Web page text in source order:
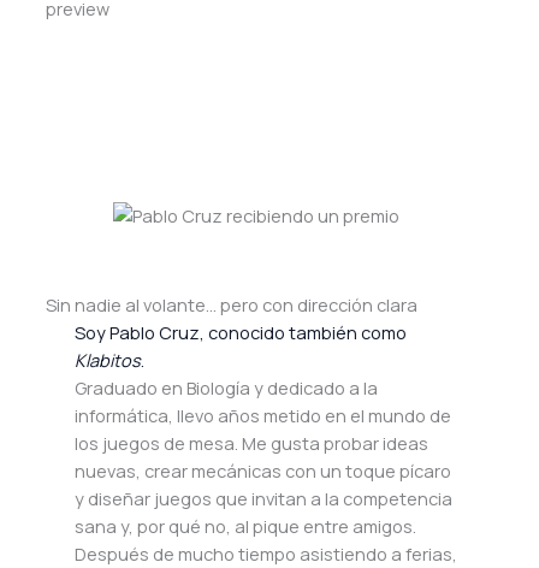
Sin nadie al volante… pero con dirección clara
Soy Pablo Cruz, conocido también como
Klabitos.
Graduado en Biología y dedicado a la
informática, llevo años metido en el mundo de
los juegos de mesa. Me gusta probar ideas
nuevas, crear mecánicas con un toque pícaro
y diseñar juegos que invitan a la competencia
sana y, por qué no, al pique entre amigos.
Después de mucho tiempo asistiendo a ferias,